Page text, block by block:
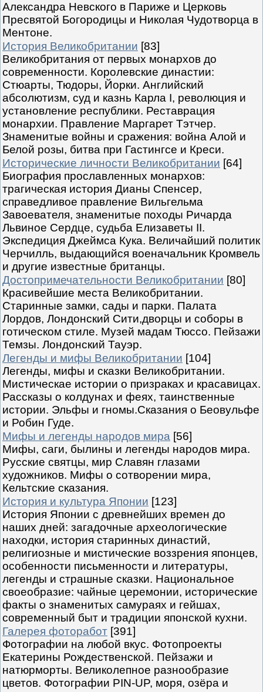
Александра Невского в Париже и Церковь
Пресвятой Богородицы и Николая Чудотворца в
Ментоне.
История Великобритании [83]
Великобритания от первых монархов до
современности. Королевские династии:
Стюарты, Тюдоры, Йорки. Английский
абсолютизм, суд и казнь Карла I, революция и
установление республики. Реставрация
монархии. Правление Маргарет Тэтчер.
Знаменитые войны и сражения: война Алой и
Белой розы, битва при Гастингсе и Креси.
Исторические личности Великобритании [64]
Биография прославленных монархов:
трагическая история Дианы Спенсер,
справедливое правление Вильгельма
Завоевателя, знаменитые походы Ричарда
Львиное Сердце, судьба Елизаветы II.
Экспедиция Джеймса Кука. Величайший политик
Черчилль, выдающийся военачальник Кромвель
и другие известные британцы.
Достопримечательности Великобритании [80]
Красивейшие места Великобритании.
Старинные замки, сады и парки. Палата
Лордов, Лондонский Сити,дворцы и соборы в
готическом стиле. Музей мадам Тюссо. Пейзажи
Темзы. Лондонский Тауэр.
Легенды и мифы Великобритании [104]
Легенды, мифы и сказки Великобритании.
Мистическае истории о призраках и красавицах.
Рассказы о колдунах и феях, таинственные
истории. Эльфы и гномы.Сказания о Беовульфе
и Робин Гуде.
Мифы и легенды народов мира [56]
Мифы, саги, былины и легенды народов мира.
Русские святцы, мир Славян глазами
художников. Мифы о сотворении мира,
Кельтские сказания.
История и культура Японии [123]
История Японии с древнейших времен до
наших дней: загадочные археологические
находки, история старинных династий,
религиозные и мистические воззрения японцев,
особенности письменности и литературы,
легенды и страшные сказки. Национальное
своеобразие: чайные церемонии, исторические
факты о знаменитых самураях и гейшах,
современный быт и традиции японской кухни.
Галерея фоторабот [391]
Фотографии на любой вкус. Фотопроекты
Екатерины Рождественской. Пейзажи и
натюрморты. Великолепное разнообразие
цветов. Фотографии PIN-UP, моря, озёра и